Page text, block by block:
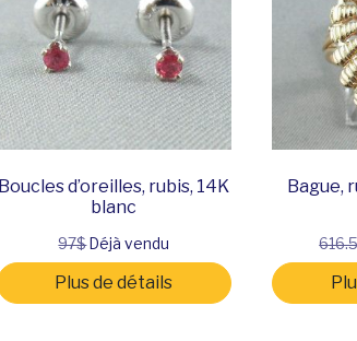
Boucles d’oreilles, rubis, 14K
blanc
97$Déjà vendu
Plus de détails
Bague,